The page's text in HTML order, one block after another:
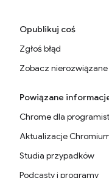
Opublikuj coś
Zgłoś błąd
Zobacz
Powiązane
Chrome dla
Aktualizacje
Studia przypadków
Podcasty i programy